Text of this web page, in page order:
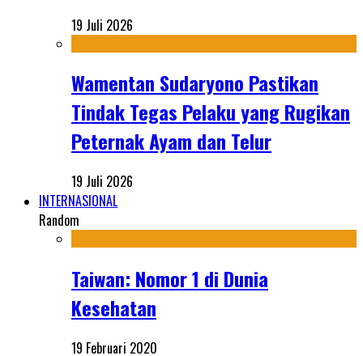
19 Juli 2026
Wamentan Sudaryono Pastikan
Tindak Tegas Pelaku yang Rugikan
Peternak Ayam dan Telur
19 Juli 2026
INTERNASIONAL
Random
Taiwan: Nomor 1 di Dunia
Kesehatan
19 Februari 2020